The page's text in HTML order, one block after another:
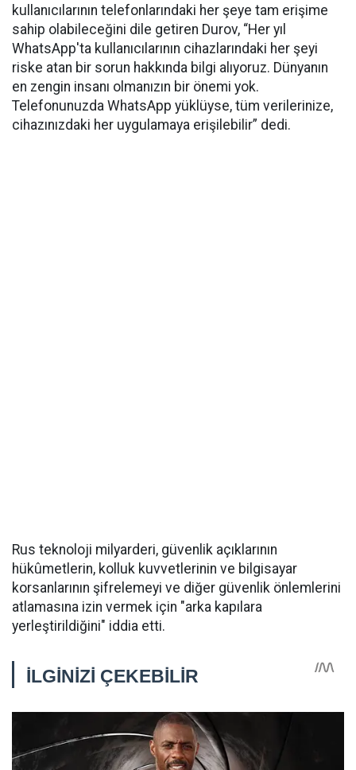
kullanıcılarının telefonlarındaki her şeye tam erişime
sahip olabileceğini dile getiren Durov, “Her yıl
WhatsApp'ta kullanıcılarının cihazlarındaki her şeyi
riske atan bir sorun hakkında bilgi alıyoruz. Dünyanın
en zengin insanı olmanızın bir önemi yok.
Telefonunuzda WhatsApp yüklüyse, tüm verilerinize,
cihazınızdaki her uygulamaya erişilebilir” dedi.
Rus teknoloji milyarderi, güvenlik açıklarının
hükûmetlerin, kolluk kuvvetlerinin ve bilgisayar
korsanlarının şifrelemeyi ve diğer güvenlik önlemlerini
atlamasına izin vermek için "arka kapılara
yerleştirildiğini" iddia etti.